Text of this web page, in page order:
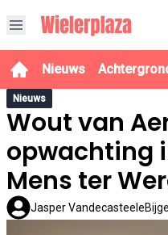
Nieuws
Nieuws
Wout van
opwachting
Mens ter
Jasper Vandecasteele